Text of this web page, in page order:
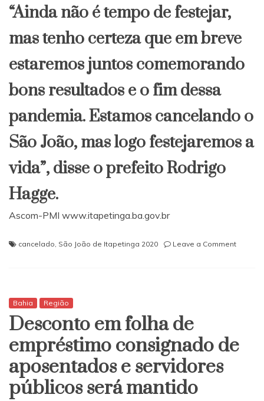
“Ainda não é tempo de festejar,
mas tenho certeza que em breve
estaremos juntos comemorando
bons resultados e o fim dessa
pandemia. Estamos cancelando o
São João, mas logo festejaremos a
vida”, disse o prefeito Rodrigo
Hagge.
Ascom-PMI www.itapetinga.ba.gov.br
cancelado, São João de Itapetinga 2020 Leave a Commenton
Bahia Região
Desconto em folha de
empréstimo consignado de
aposentados e servidores
públicos será mantido